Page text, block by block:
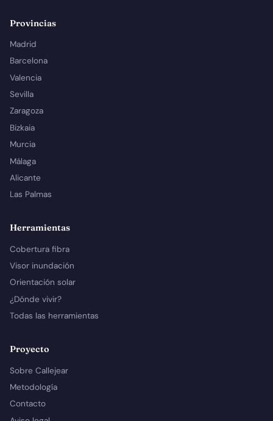
Provincias
Madrid
Barcelona
Valencia
Sevilla
Zaragoza
Bizkaia
Murcia
Málaga
Alicante
Las Palmas
Herramientas
Cobertura fibra
Visor inundación
Orientación solar
¿Dónde vivir?
Todas las herramientas
Proyecto
Sobre Callejear
Metodología
Contacto